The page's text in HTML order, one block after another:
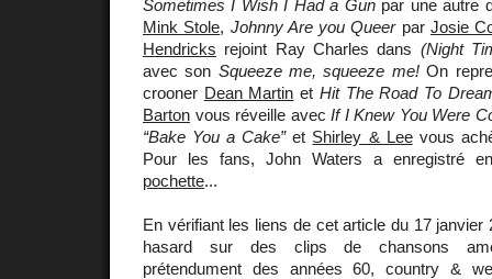
Sometimes I Wish I Had a Gunpar une autre
Mink Stole, Johnny Are you Queerpar Josie
Hendricks rejoint Ray Charles dans (Night
avec son Squeeze me, squeeze me!On
crooner Dean Martin et Hit The Road To
Barton vous réveille avecIf I Knew You Were
“Bake You a Cake”et Shirley & Leevous
Pour les fans, John Waters a enregistré
pochette...
En vérifiant les liens de cet article du 17 janvier
hasard sur des clips de chansons
prétendument des années 60, country &